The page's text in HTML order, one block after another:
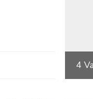
4